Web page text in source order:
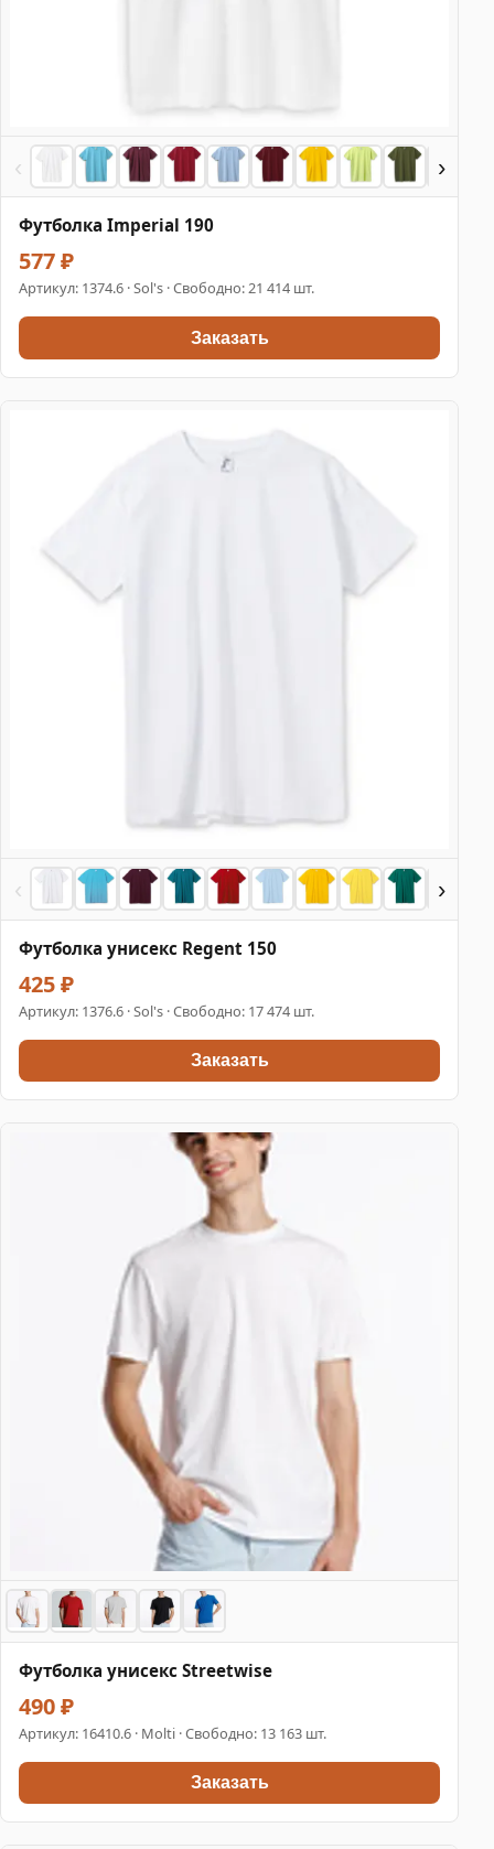
‹ ›
Футболка Imperial 190
577 ₽
Артикул: 1374.6 · Sol's · Свободно: 21 414 шт.
Заказать
‹ ›
Футболка унисекс Regent 150
425 ₽
Артикул: 1376.6 · Sol's · Свободно: 17 474 шт.
Заказать
Футболка унисекс Streetwise
490 ₽
Артикул: 16410.6 · Molti · Свободно: 13 163 шт.
Заказать